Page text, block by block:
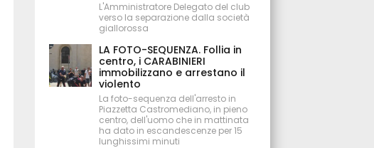
L'Amministratore Delegato del club
verso la separazione dalla società
giallorossa
LA FOTO-SEQUENZA. Follia in
centro, i CARABINIERI
immobilizzano e arrestano il
violento
La foto-sequenza dell'arresto in
Piazzetta Castromediano, in pieno
centro, dell'uomo che in mattinata
ha dato in escandescenze per 15
lunghissimi minuti